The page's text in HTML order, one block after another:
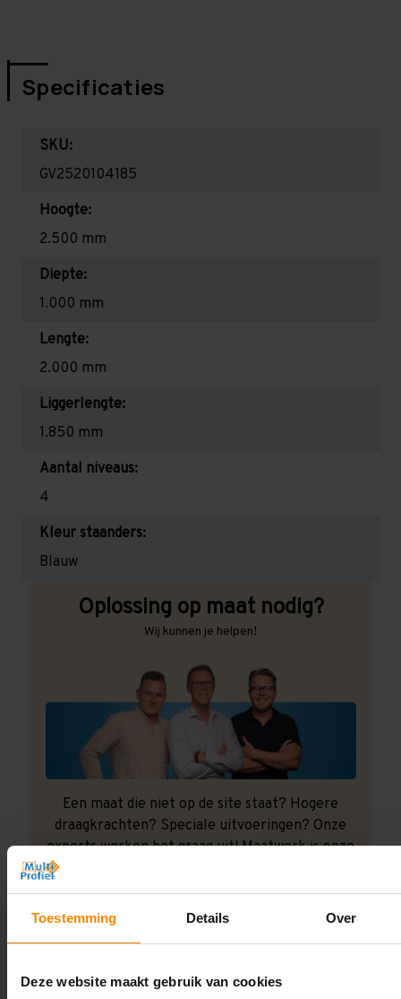
Toestemming Details Over
Deze website maakt gebruik van cookies
Specificaties
SKU:
GV2520104185
Hoogte:
2.500 mm
Diepte:
1.000 mm
Lengte:
2.000 mm
Liggerlengte:
1.850 mm
Aantal niveaus:
4
Kleur staanders:
Blauw
Oplossing op maat nodig?
Wij kunnen je helpen!
Een maat die niet op de site staat? Hogere
draagkrachten? Speciale uitvoeringen? Onze
experts werken het graag uit! Maatwerk is onze
Montage uitbesteden?